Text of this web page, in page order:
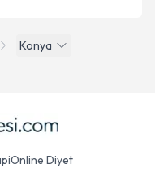
Konya
Online Diyet